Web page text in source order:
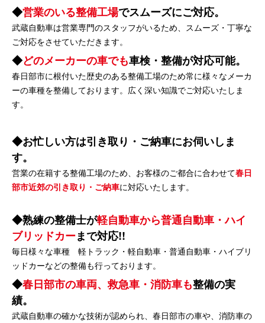
営業のいる整備工場でスムーズにご対応。
武蔵自動車は営業専門のスタッフがいるため、スムーズ・丁寧な
ご対応をさせていただきます。
どのメーカーの車でも車検・整備が対応可能。
春日部市に根付いた歴史のある整備工場のため常に様々なメーカ
ーの車種を整備しております。広く深い知識でご対応いたしま
す。
お忙しい方は引き取り・ご納車にお伺いしま
す。
営業の在籍する整備工場のため、お客様のご都合に合わせて春日
部市近郊の引き取り・ご納車に対応いたします。
熟練の整備士が軽自動車から普通自動車・ハイ
ブリッドカーまで対応!!
毎日様々な車種 軽トラック・軽自動車・普通自動車・ハイブリ
ッドカーなどの整備も行っております。
春日部市の車両、救急車・消防車も整備の実
績。
武蔵自動車の確かな技術が認められ、春日部市の車や、消防車の